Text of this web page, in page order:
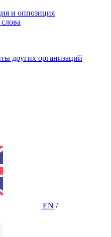
и оппозиция
других организаций
EN /